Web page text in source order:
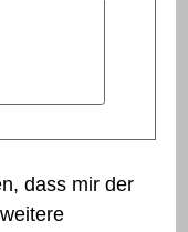
dass mir der